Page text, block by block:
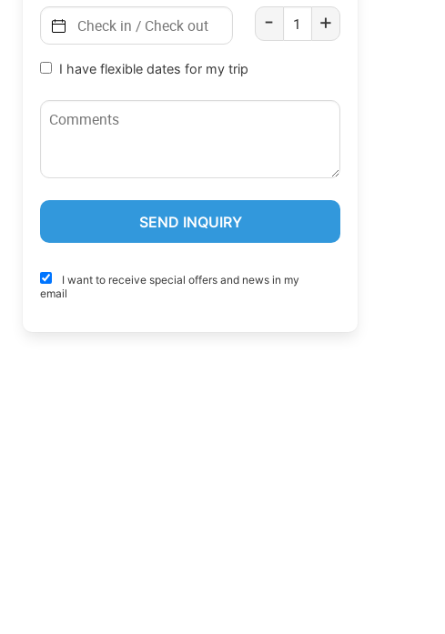
- +
I have flexible dates for my trip
I want to receive special offers and news in my
email